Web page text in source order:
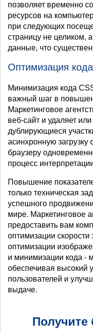
позволяет временно
ресурсов на
при следующих
страницу не целиком,
данные, что
Оптимизация
Минимизация кода
важный шаг в
Маркетинговое
веб-сайт и удаляет
дублирующиеся
асинхронную загрузку
браузеру
процесс
Повышение
только техническая
успешного
мире. Маркетинговое
предоставить вам
оптимизации скорости
оптимизации
и минимизации кода -
обеспечивая высокий
пользователей и
выдаче.